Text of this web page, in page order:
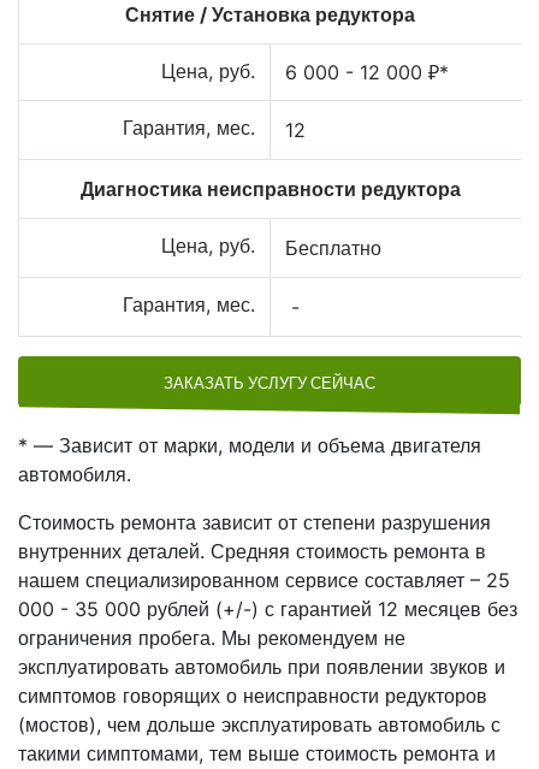
Снятие / Установка редуктора
Цена, руб. 6 000 - 12 000 ₽*
Гарантия, мес. 12
Диагностика неисправности редуктора
Цена, руб. Бесплатно
Гарантия, мес. -
ЗАКАЗАТЬ УСЛУГУ СЕЙЧАС
* — Зависит от марки, модели и объема двигателя
автомобиля.
Стоимость ремонта зависит от степени разрушения
внутренних деталей. Средняя стоимость ремонта в
нашем специализированном сервисе составляет – 25
000 - 35 000 рублей (+/-) с гарантией 12 месяцев без
ограничения пробега. Мы рекомендуем не
эксплуатировать автомобиль при появлении звуков и
симптомов говорящих о неисправности редукторов
(мостов), чем дольше эксплуатировать автомобиль с
такими симптомами, тем выше стоимость ремонта и